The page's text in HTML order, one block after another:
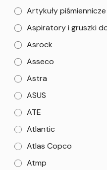
Artykuły piśmiennicze
Aspiratory i gruszki
Asrock
Asseco
Astra
ASUS
ATE
Atlantic
Atlas Copco
Atmp